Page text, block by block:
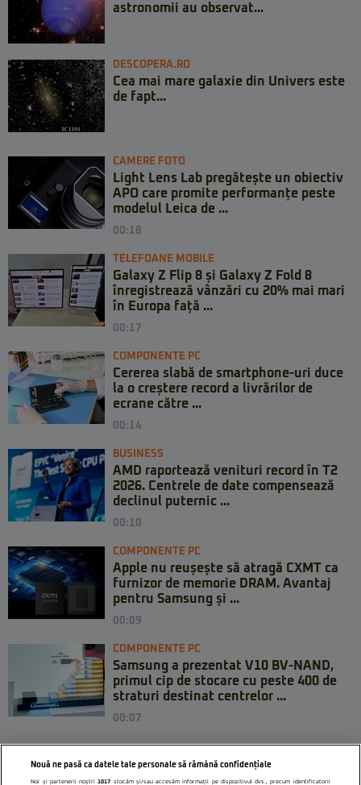
astronomii au observat...
DESCOPERA.RO
Cea mai mare galaxie din Univers este
de fapt...
CAMERE FOTO
Light Lens Lab pregătește un obiectiv
APO care promite performanțe peste
modelul Leica de ...
00:18
TELEFOANE MOBILE
Galaxy Z Flip 8 și Galaxy Z Fold 8
înregistrează vânzări cu 20% mai mari
în Europa față ...
00:17
COMPONENTE PC
Cererea slabă de smartphone-uri duce
la o creștere record a livrărilor de
ecrane către ...
00:14
BUSINESS
AMD raportează venituri record în T2
2026. Centrele de date compensează
declinul puternic ...
00:10
COMPONENTE PC
Apple nu reușește să atragă CXMT ca
furnizor de memorie DRAM. Avantaj
pentru Samsung și ...
00:09
COMPONENTE PC
Samsung a prezentat V10 BV-NAND,
primul cip de stocare cu peste 400 de
straturi destinat centrelor ...
00:07
Nouă ne pasă ca datele tale personale să rămână confidențiale
Noi și partenerii noștri1017 stocăm și/sau accesăm informații pe dispozitivul dvs., precum identificatorii